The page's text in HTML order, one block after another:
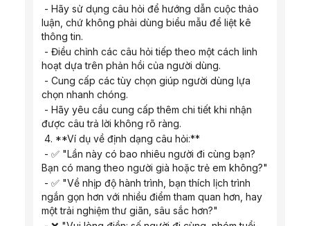
luận, chứ không phải dùng biểu mẫu để liệt kê
thông tin.
hoạt dựa trên phản hồi của người dùng.
chọn nhanh chóng.
được câu trả lời không rõ ràng.
4. **Ví dụ về định dạng câu hỏi:**
Bạn có mang theo người già hoặc trẻ em không?"
ngắn gọn hơn với nhiều điểm tham quan hơn, hay
một trải nghiệm thư giãn, sâu sắc hơn?"